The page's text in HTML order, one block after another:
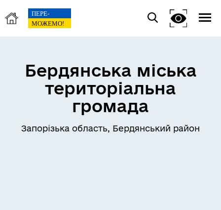
Бердянська міська
територіальна
громада
Запорізька область, Бердянський район